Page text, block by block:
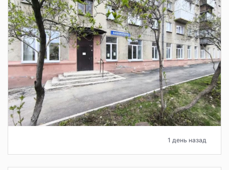
1 день назад